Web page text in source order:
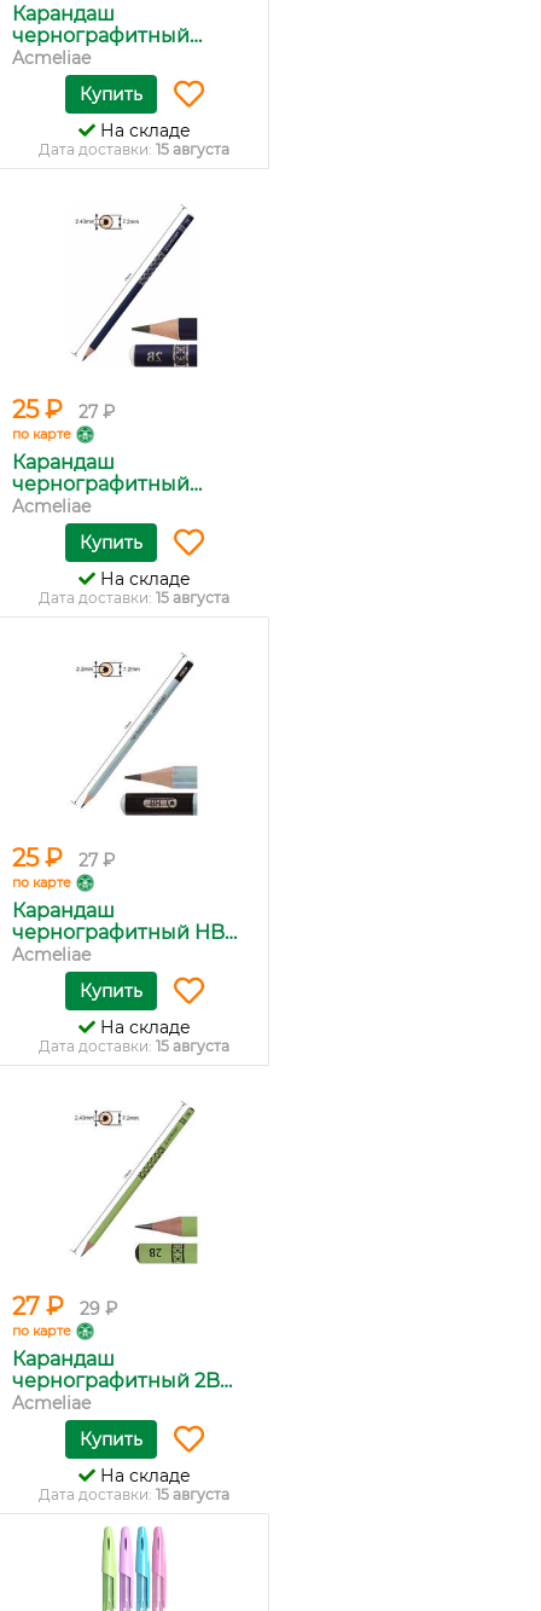
Карандаш
чернографитный
ACMEL...
Acmeliae
Купить
На складе
Дата доставки: 15 августа
25 ₽ 27 ₽
по карте
Карандаш
чернографитный
'Acme...
Acmeliae
Купить
На складе
Дата доставки: 15 августа
25 ₽ 27 ₽
по карте
Карандаш
чернографитный HB
кр...
Acmeliae
Купить
На складе
Дата доставки: 15 августа
27 ₽ 29 ₽
по карте
Карандаш
чернографитный 2B
кр...
Acmeliae
Купить
На складе
Дата доставки: 15 августа